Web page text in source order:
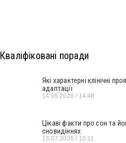
Кваліфіковані поради
Які характерні клінічні
адаптації
14.05.2026 14:48
Цікаві факти про сон та
сновидіннях
13.07.2026 10:11